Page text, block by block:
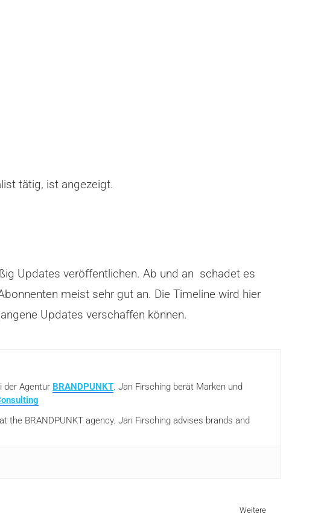
tätig, ist angezeigt.
Updates veröffentlichen. Ab und an schadet es
meist sehr gut an. Die Timeline wird hier
Updates verschaffen können.
der Agentur BRANDPUNKT. Jan Firsching berät Marken und
the BRANDPUNKT agency. Jan Firsching advises brands and
Weitere